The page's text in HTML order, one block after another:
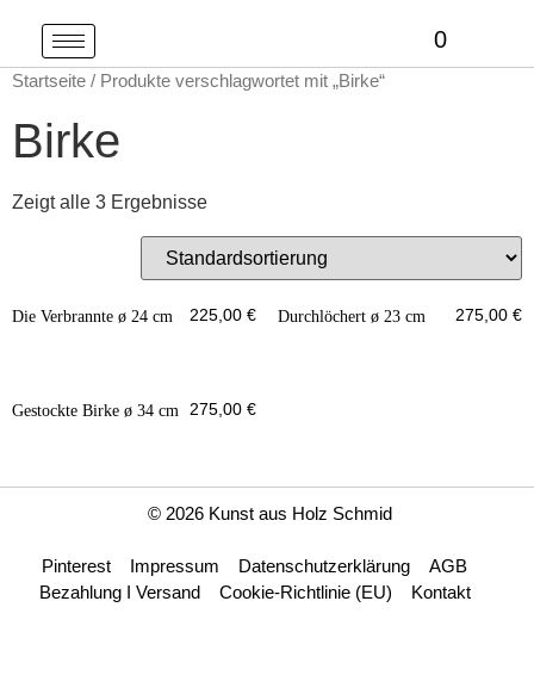
0
Startseite / Produkte verschlagwortet mit „Birke“
Birke
Zeigt alle 3 Ergebnisse
Die Verbrannte ø 24 cm 225,00€ Durchlöchert ø 23 cm 275,00 €
Gestockte Birke ø 34 cm 275,00€
© 2026 Kunst aus Holz Schmid
Pinterest Impressum Datenschutzerklärung
AGB
Bezahlung I Versand
Cookie-Richtlinie (EU) Kontakt